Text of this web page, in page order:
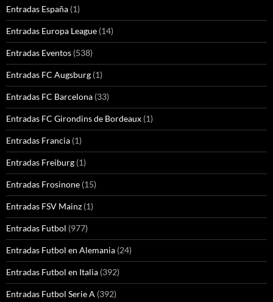
Entradas España (1)
Entradas Europa League (14)
Entradas Eventos (538)
Entradas FC Augsburg (1)
Entradas FC Barcelona (33)
Entradas FC Girondins de Bordeaux (1)
Entradas Francia (1)
Entradas Freiburg (1)
Entradas Frosinone (15)
Entradas FSV Mainz (1)
Entradas Futbol (977)
Entradas Futbol en Alemania (24)
Entradas Futbol en Italia (392)
Entradas Futbol Serie A (392)